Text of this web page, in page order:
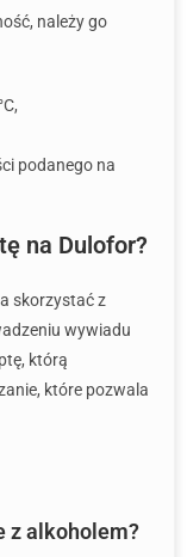
należy go
podanego na
na Dulofor?
skorzystać z
wywiadu
którą
które pozwala
z alkoholem?